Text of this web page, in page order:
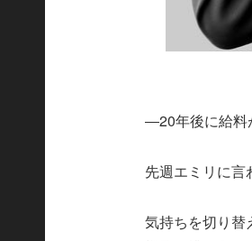
―20年後に給料
先週エミリに言
気持ちを切り替